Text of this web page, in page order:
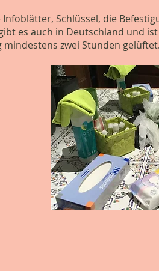
Schlüssel, die
es auch in Deutschland und
zwei Stunden gelüftet.